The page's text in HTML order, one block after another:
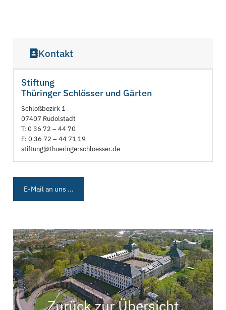
Kontakt
Stiftung
Thüringer Schlösser und Gärten
Schloßbezirk 1
07407 Rudolstadt
T: 0 36 72 – 44 70
F: 0 36 72 – 44 71 19
stiftung@thueringerschloesser.de
E-Mail an uns ...
Zurück zur Übersicht